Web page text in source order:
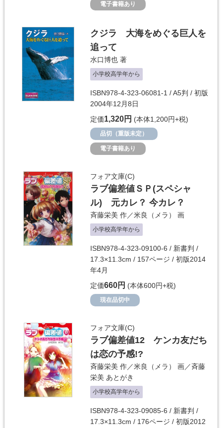
電子書籍あり
クジラ 大海をめぐる巨人を
追って
水口博也 著
小学校高学年から
ISBN978-4-323-06081-1 / A5判 / 初版
2004年12月8日
定価1,320円 (本体1,200円+税)
品切（重版未定）
電子書籍あり
フォア文庫(C)
ラブ偏差値ＳＰ(スペシャ
ル) 元カレ？ 今カレ？
斉藤栄美 作／米良（メラ） 画
小学校高学年から
ISBN978-4-323-09100-6 / 新書判 /
17.3×11.3cm / 157ページ / 初版2014
年4月
定価660円 (本体600円+税)
現在品切中
フォア文庫(C)
ラブ偏差値12 ケンカ友だち
は恋の予感!?
斉藤栄美 作／米良（メラ） 画／斉藤
栄美 あとがき
小学校高学年から
ISBN978-4-323-09085-6 / 新書判 /
17.3×11.3cm / 176ページ / 初版2012